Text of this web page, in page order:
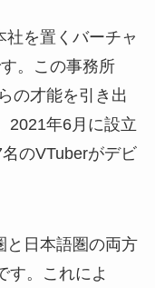
を置くバーチャ
。この事務所
の才能を引き出
2021年6月に設立
のVTuberがデビ
と日本語圏の両方
す。これによ